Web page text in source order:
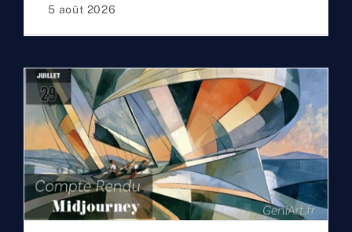
5 août 2026
Compte rendu
midjourney du 29 Juillet
2026